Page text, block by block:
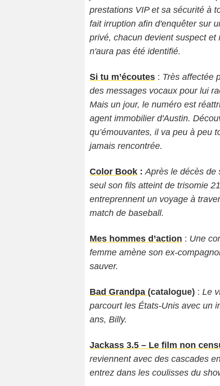
prestations VIP et sa sécurité à
fait irruption afin d'enquêter sur
privé, chacun devient suspect
n'aura pas été identifié.
Si tu m’écoutes : Très affectée
des messages vocaux pour lui
Mais un jour, le numéro est
agent immobilier d'Austin.
qu’émouvantes, il va peu à peu
jamais rencontrée.
Color Book :Après le décès de
seul son fils atteint de tri­so­mie
entre­prennent un voyage à
match de baseball.
Mes hommes d’action : Une
femme amène son ex-
sauver.
Bad Grandpa (catalogue) : Le
parcourt les États-Unis avec un
ans, Billy.
Jackass 3.5 – Le film non
reviennent avec des cascades
entrez dans les coulisses du